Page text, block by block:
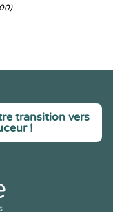
transition vers
!